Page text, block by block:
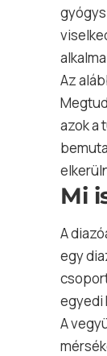
Az
azok a
Mi
A
egy
egyedi
A